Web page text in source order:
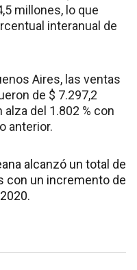
millones, lo que
interanual de
Aires, las ventas
de $ 7.297,2
del 1.802 % con
anterior.
alcanzó un total de
con un incremento de